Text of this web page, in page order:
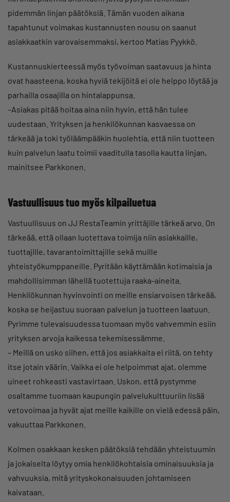
pidemmän linjan päätöksiä. Tämän vuoden aikana
tapahtunut voimakas kustannusten nousu on saanut
asiakkaatkin varovaisemmaksi, kertoo Matias Pyykkö.
Kustannuskierteessä myös työvoiman saatavuus ja hinta
ovat haasteena, koska hyviä tekijöitä ei ole helppo löytää ja
parhailla osaajilla on hintalappunsa.
–Asiakas pitää hoitaa aina niin hyvin, että hän tulee
uudestaan. Yrityksen ja henkilökunnan kasvaessa on
tärkeää ja toki työläämpääkin huolehtia, että niin tuotteen
kuin palvelun laatu toimii vaaditulla tasolla kautta linjan,
mainitsee Parkkonen.
Vastuullisuus tuo myös kilpailuetua
Vastuullisuus on JJ RestaTeamin yrittäjille tärkeä arvo. On
tärkeää, että ollaan luotettava toimija niin asiakkaille,
tuottajille, tavarantoimittajille sekä muille
yhteistyökumppaneille. Pyritään käyttämään kotimaisia ja
mahdollisimman lähellä tuotettuja raaka-aineita.
Henkilökunnan hyvinvointi on meille ensiarvoisen tärkeää,
koska se heijastuu suoraan palvelun ja tuotteen laatuun.
Pyrimme tulevaisuudessa tuomaan myös vahvemmin esiin
yrityksen arvoja kaikessa tekemisessämme.
– Meillä on usko siihen, että jos asiakkaita ei riitä, on tehty
itse jotain väärin. Vaikka ei ole helpoimmat ajat, olemme
uineet rohkeasti vastavirtaan. Uskon, että pystymme
osaltamme tuomaan kaupungin palvelukulttuuriin lisää
vetovoimaa ja hyvät ajat meille kaikille on vielä edessä päin,
vakuuttaa Parkkonen.
Kolmen osakkaan kesken päätöksiä tehdään yhteistuumin
ja jokaiselta löytyy omia henkilökohtaisia ominaisuuksia ja
vahvuuksia, mitä yrityskokonaisuuden johtamiseen
kaivataan.